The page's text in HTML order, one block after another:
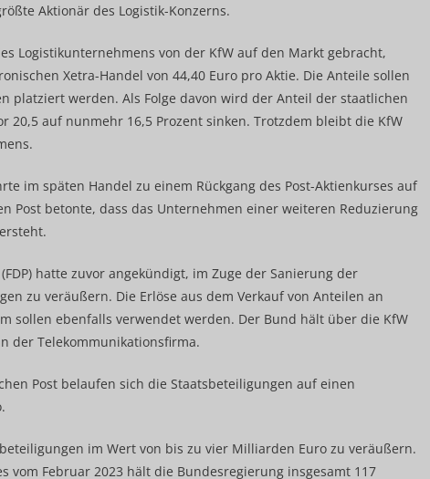
Aktionär des Logistik-Konzerns.
Logistikunternehmens von der KfW auf den Markt gebracht,
Xetra-Handel von 44,40 Euro pro Aktie. Die Anteile sollen
platziert werden. Als Folge davon wird der Anteil der staatlichen
20,5 auf nunmehr 16,5 Prozent sinken. Trotzdem bleibt die KfW
im späten Handel zu einem Rückgang des Post-Aktienkurses auf
Post betonte, dass das Unternehmen einer weiteren Reduzierung
hatte zuvor angekündigt, im Zuge der Sanierung der
zu veräußern. Die Erlöse aus dem Verkauf von Anteilen an
sollen ebenfalls verwendet werden. Der Bund hält über die KfW
der Telekommunikationsfirma.
Post belaufen sich die Staatsbeteiligungen auf einen
im Wert von bis zu vier Milliarden Euro zu veräußern.
vom Februar 2023 hält die Bundesregierung insgesamt 117